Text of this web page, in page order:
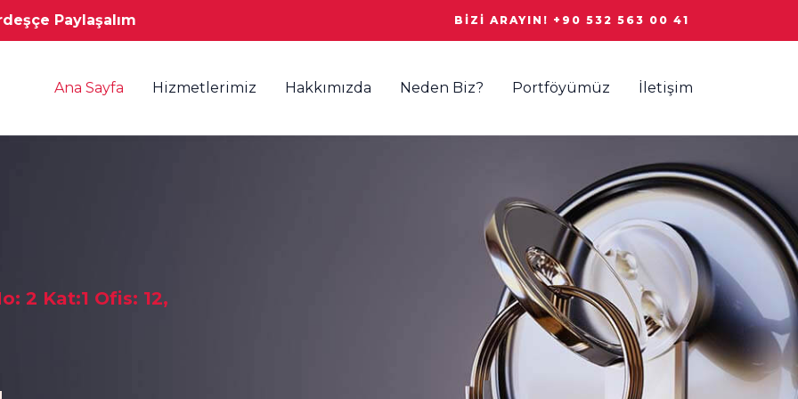
Paylaşalım BIZI ARAYIN! +90 532 563 00 41
Ana Sayfa Hizmetlerimiz Hakkımızda Neden Biz? Portföyümüz İletişim
2 Kat:1 Ofis: 12,